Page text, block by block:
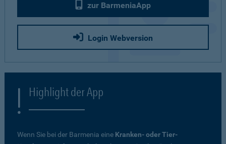
zur BarmeniaApp
Login Webversion
Highlight der App
Wenn Sie bei der Barmenia eine Kranken- oder Tier-